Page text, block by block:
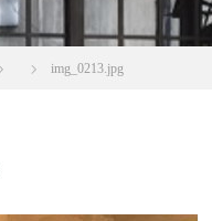
img_0213.jpg